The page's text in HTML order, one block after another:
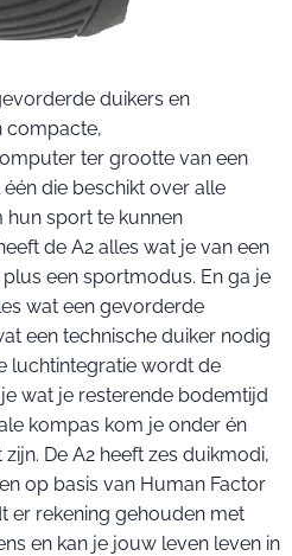
duikers en
compacte,
ter grootte van een
die beschikt over alle
hun sport te kunnen
de A2 alles wat je van een
een sportmodus. En ga je
wat een gevorderde
een technische duiker nodig
luchtintegratie wordt de
wat je resterende bodemtijd
kompas kom je onder én
De A2 heeft zes duikmodi,
op basis van Human Factor
er rekening gehouden met
en kan je jouw leven leven in